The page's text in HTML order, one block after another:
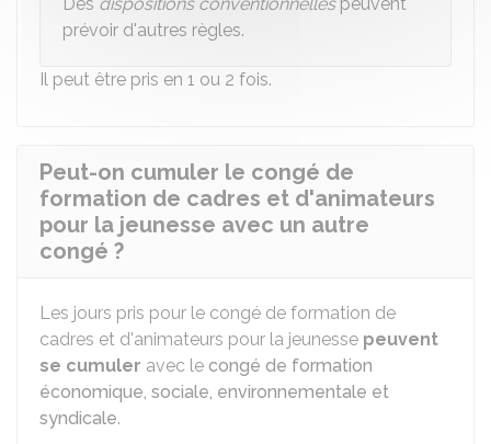
prévoir d'autres règles.
Il peut être pris en 1 ou 2 fois.
Peut-on cumuler le congé de
formation de cadres et d'animateurs
pour la jeunesse avec un autre
congé ?
Les jours pris pour le congé de formation de
cadres et d'animateurs pour la jeunesse peuvent
se cumuler avec le congé de formation
économique, sociale, environnementale et
syndicale.